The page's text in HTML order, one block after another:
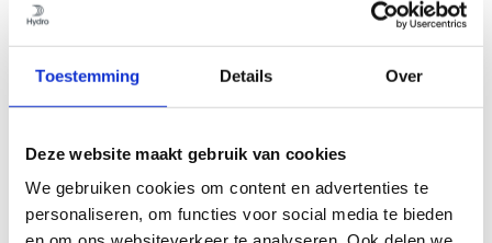
Toestemming Details Over
Deze website maakt gebruik van cookies
We gebruiken cookies om content en advertenties te
personaliseren, om functies voor social media te bieden
14.1Verspanende bewerking
14.2 Stansen
14.3Plastische vervorming
14.4Toleranties en meetmethoden
15Oppervlaktebehandeling
17Economische aspecten
Kenniscentra
19Constructie berekeningen